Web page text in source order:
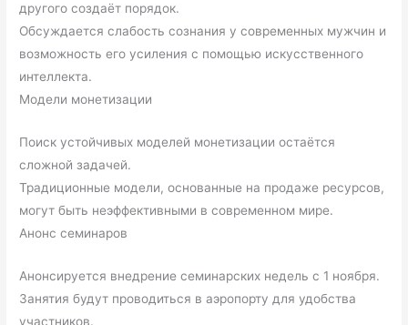
другого создаёт порядок.
Обсуждается слабость сознания у современных мужчин и
возможность его усиления с помощью искусственного
интеллекта.
Модели монетизации
Поиск устойчивых моделей монетизации остаётся
сложной задачей.
Традиционные модели, основанные на продаже ресурсов,
могут быть неэффективными в современном мире.
Анонс семинаров
Анонсируется внедрение семинарских недель с 1 ноября.
Занятия будут проводиться в аэропорту для удобства
участников.